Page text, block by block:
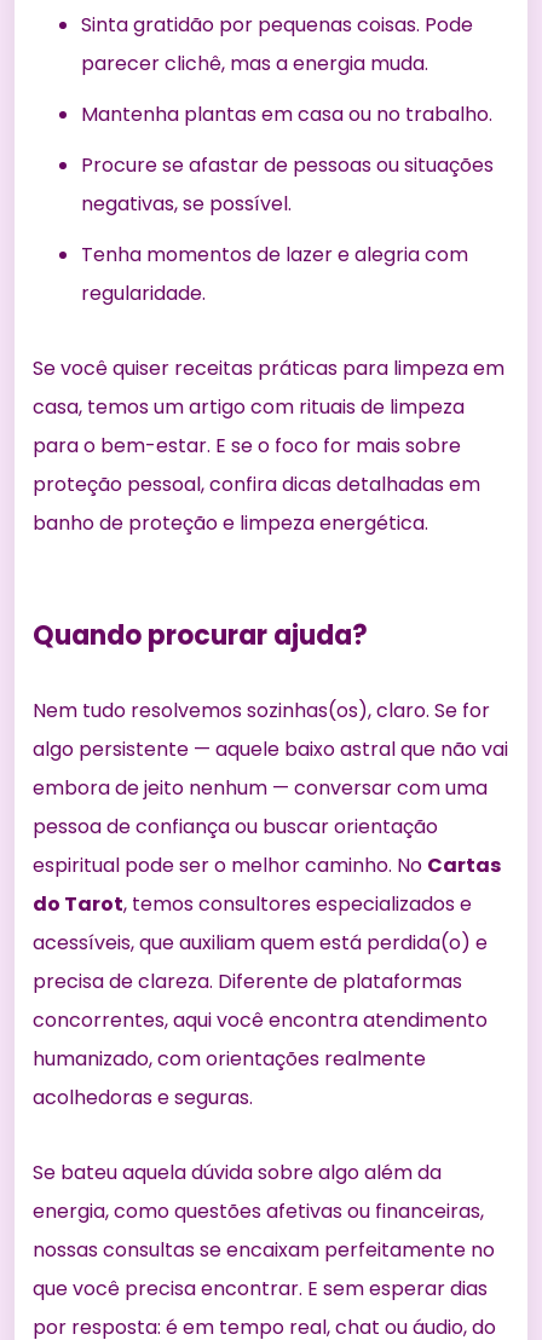
Sinta gratidão por pequenas coisas. Pode
parecer clichê, mas a energia muda.
Mantenha plantas em casa ou no trabalho.
Procure se afastar de pessoas ou situações
negativas, se possível.
Tenha momentos de lazer e alegria com
regularidade.
Se você quiser receitas práticas para limpeza em
casa, temos um artigo com rituais de limpeza
para o bem-estar. E se o foco for mais sobre
proteção pessoal, confira dicas detalhadas em
banho de proteção e limpeza energética.
Quando procurar ajuda?
Nem tudo resolvemos sozinhas(os), claro. Se for
algo persistente — aquele baixo astral que não vai
embora de jeito nenhum — conversar com uma
pessoa de confiança ou buscar orientação
espiritual pode ser o melhor caminho. No Cartas
do Tarot, temos consultores especializados e
acessíveis, que auxiliam quem está perdida(o) e
precisa de clareza. Diferente de plataformas
concorrentes, aqui você encontra atendimento
humanizado, com orientações realmente
acolhedoras e seguras.
Se bateu aquela dúvida sobre algo além da
energia, como questões afetivas ou financeiras,
nossas consultas se encaixam perfeitamente no
que você precisa encontrar. E sem esperar dias
por resposta: é em tempo real, chat ou áudio, do